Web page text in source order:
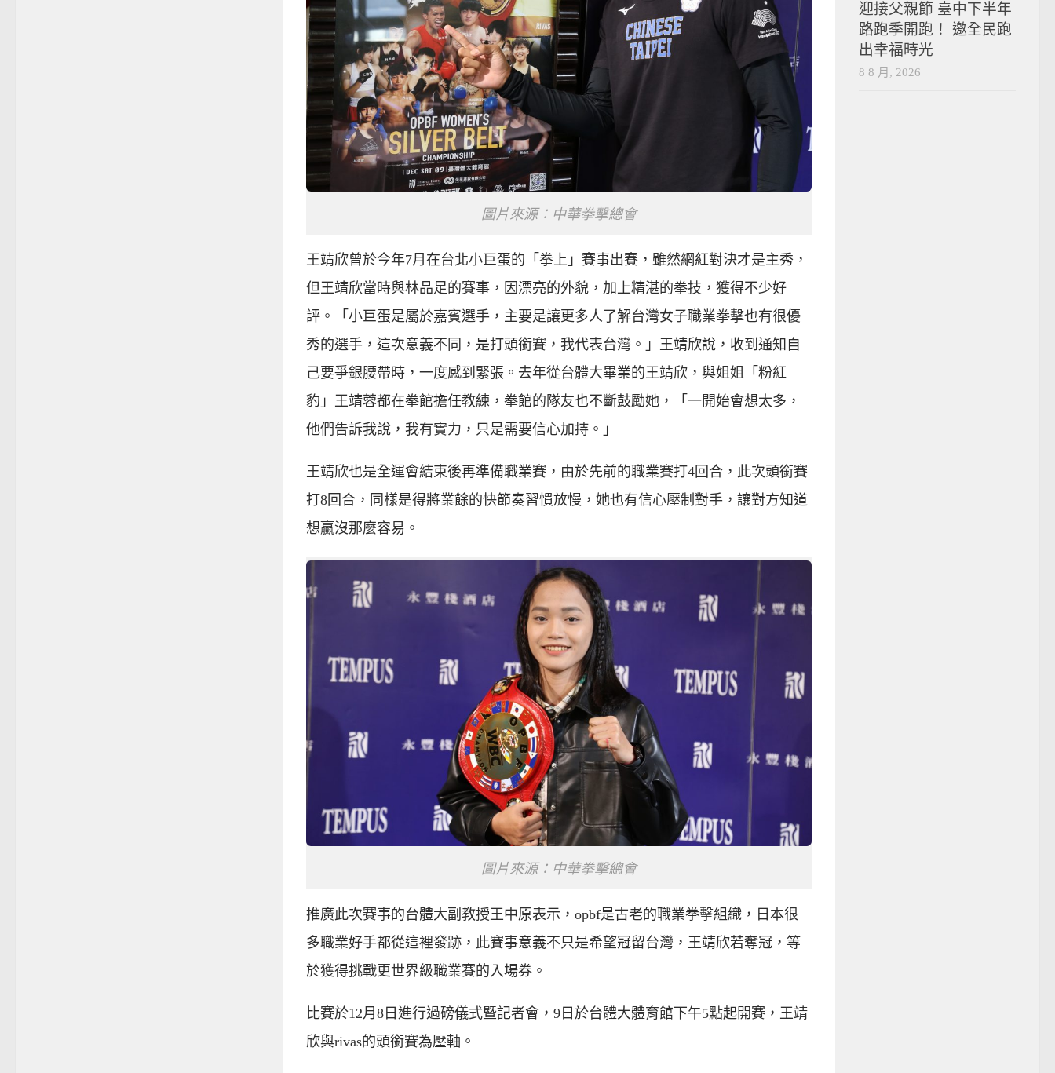
圖片來源：中華拳擊總會
王靖欣曾於今年7月在台北小巨蛋的「拳上」賽事出賽，雖然網紅對決才是主秀，
但王靖欣當時與林品足的賽事，因漂亮的外貌，加上精湛的拳技，獲得不少好
評。「小巨蛋是屬於嘉賓選手，主要是讓更多人了解台灣女子職業拳擊也有很優
秀的選手，這次意義不同，是打頭銜賽，我代表台灣。」王靖欣說，收到通知自
己要爭銀腰帶時，一度感到緊張。去年從台體大畢業的王靖欣，與姐姐「粉紅
豹」王靖蓉都在拳館擔任教練，拳館的隊友也不斷鼓勵她，「一開始會想太多，
他們告訴我說，我有實力，只是需要信心加持。」
王靖欣也是全運會結束後再準備職業賽，由於先前的職業賽打4回合，此次頭銜賽
打8回合，同樣是得將業餘的快節奏習慣放慢，她也有信心壓制對手，讓對方知道
想贏沒那麼容易。
圖片來源：中華拳擊總會
推廣此次賽事的台體大副教授王中原表示，opbf是古老的職業拳擊組織，日本很
多職業好手都從這裡發跡，此賽事意義不只是希望冠留台灣，王靖欣若奪冠，等
於獲得挑戰更世界級職業賽的入場券。
比賽於12月8日進行過磅儀式暨記者會，9日於台體大體育館下午5點起開賽，王靖
欣與rivas的頭銜賽為壓軸。
迎接父親節 臺中下半年
路跑季開跑！ 邀全民跑
出幸福時光
8 8 月, 2026